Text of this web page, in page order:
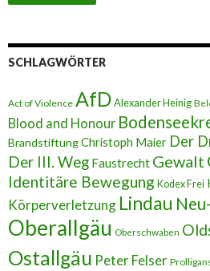
-
A
e
s
s
e
SCHLAGWÖRTER
Act of Violence AfDAlexander Heinig
Blood and Honour
BrandstiftungChristoph Maier Der
Der III. Weg Faustrecht Gewalt
Identitäre Bewegung Kodex Frei
Körperverletzung Lindau
Oberallgäu Oberschwaben
Ostallgäu Peter Felser